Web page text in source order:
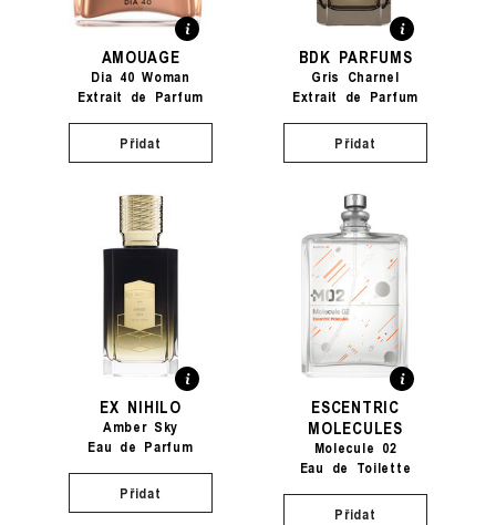
AMOUAGE
Dia 40 Woman
Extrait de Parfum
Přidat
BDK PARFUMS
Gris Charnel
Extrait de Parfum
Přidat
EX NIHILO
Amber Sky
Eau de Parfum
Přidat
ESCENTRIC
MOLECULES
Molecule 02
Eau de Toilette
Přidat